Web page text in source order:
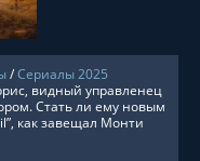
/Сериалы 2025
видный управленец
Стать ли ему новым
как завещал Монти